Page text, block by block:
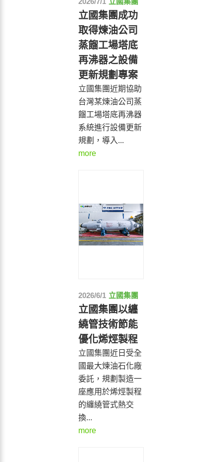
立國集團成功
取得煉油公司
蒸餾工場塔底
再沸器之設備
更新規劃專案
立國集團近期協助
台灣某煉油公司蒸
餾工場塔底再沸器
系統進行設備更新
規劃，導入...
more
2026/6/1 立國集團
立國集團以纏
繞管技術節能
優化烯烴製程
立國集團近日受全
國最大煉油石化廠
委託，規劃製造一
座應用於烯烴製程
的纏繞管式熱交
換...
more